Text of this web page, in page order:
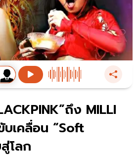
ถึง MILLI
เคลื่อน “Soft
โลก